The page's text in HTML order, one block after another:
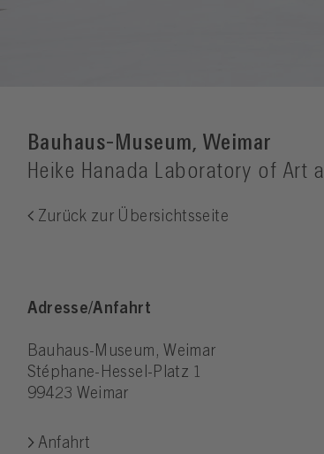
Bauhaus-Museum, Weimar
Heike Hanada Laboratory of Art
Zurück zur Übersichtsseite
Adresse/Anfahrt
Bauhaus-Museum, Weimar
Stéphane-Hessel-Platz 1
99423 Weimar
Anfahrt